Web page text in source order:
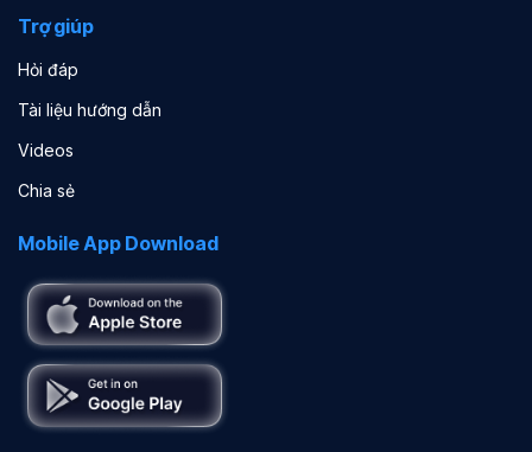
Trợ giúp
Hỏi đáp
Tài liệu hướng dẫn
Videos
Chia sẻ
Mobile App Download